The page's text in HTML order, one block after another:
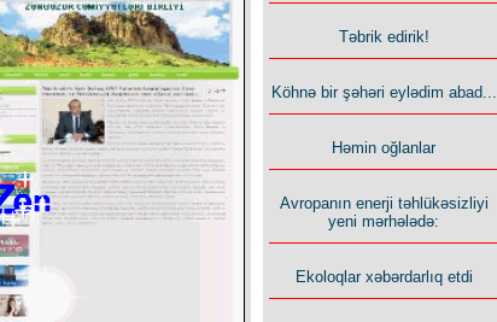
Təbrik edirik!
Köhnə bir şəhəri eylədim abad...
Həmin oğlanlar
Avropanın enerji təhlükəsizliyi
yeni mərhələdə:
Ekoloqlar xəbərdarlıq etdi